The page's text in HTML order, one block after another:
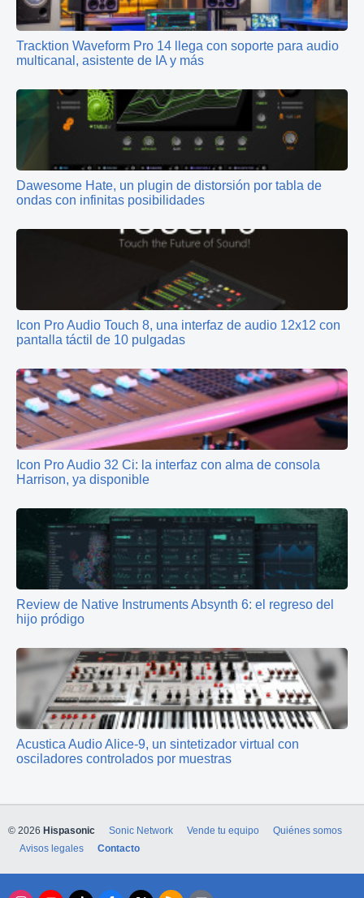
Tracktion Waveform Pro 14 llega con soporte para audio
multicanal, asistente de IA y más
Dawesome Hate, un plugin de distorsión por tabla de
ondas con infinitas posibilidades
Icon Pro Audio Touch 8, una interfaz de audio 12x12 con
pantalla táctil de 10 pulgadas
Icon Pro Audio 32 Ci: la interfaz con alma de consola
Harrison, ya disponible
Review de Native Instruments Absynth 6: el regreso del
hijo pródigo
Acustica Audio Alice-9, un sintetizador virtual con
osciladores controlados por muestras
© 2026 Hispasonic Sonic Network Vende tu equipo
Quiénes somos
Avisos legales
Contacto